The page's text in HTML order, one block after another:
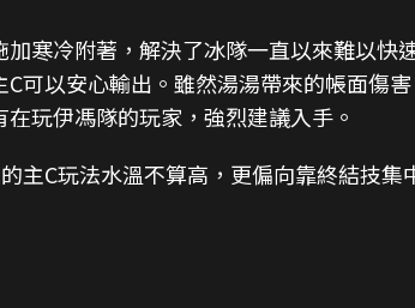
寒冷附著，解決了冰隊一直以來難以快
可以安心輸出。雖然湯湯帶來的帳面傷害
玩伊馮隊的玩家，強烈建議入手。
主C玩法水溫不算高，更偏向靠終結技集